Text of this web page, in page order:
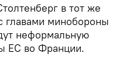
в тот же
главами минобороны
неформальную
ЕС во Франции.